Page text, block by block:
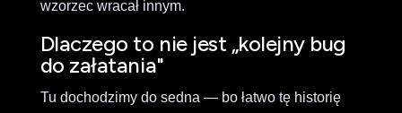
wzorzec wracał innym.
Dlaczego to nie jest „kolejny bug
do załatania"
Tu dochodzimy do sedna — bo łatwo tę historię